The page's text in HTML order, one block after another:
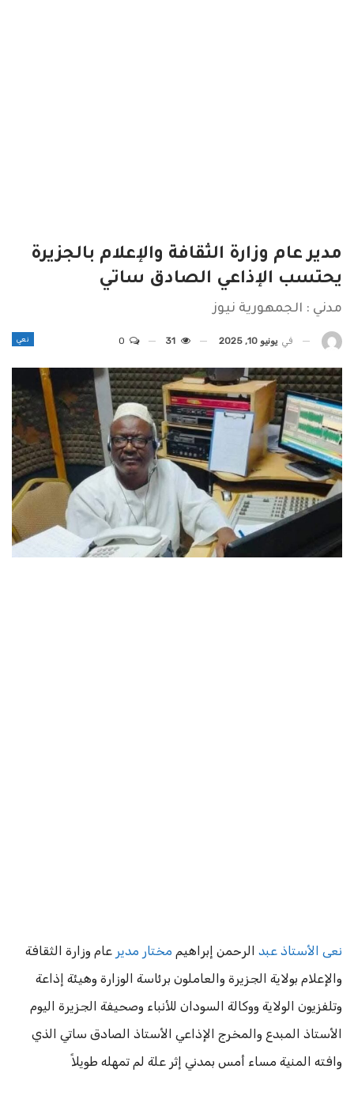
مدير عام وزارة الثقافة والإعلام بالجزيرة
يحتسب الإذاعي الصادق ساتي
مدني : الجمهورية نيوز
نعي في يونيو 10, 2025 31
نعى الأستاذ عبد الرحمن إبراهيم مختار مدير عام وزارة الثقافة
والإعلام بولاية الجزيرة والعاملون برئاسة الوزارة وهيئة إذاعة
وتلفزيون الولاية ووكالة السودان للأنباء وصحيفة الجزيرة اليوم
الأستاذ المبدع والمخرج الإذاعي الأستاذ الصادق ساتي الذي
وافته المنية مساء أمس بمدني إثر علة لم تمهله طويلاً